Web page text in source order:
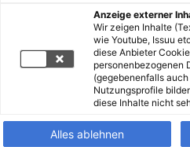
Anzeige externer
Wir zeigen Inhalte
wie Youtube, Issuu
diese Anbieter
personenbezogenen
(gegebenenfalls
Nutzungsprofile
diese Inhalte nicht
Alles ablehnen